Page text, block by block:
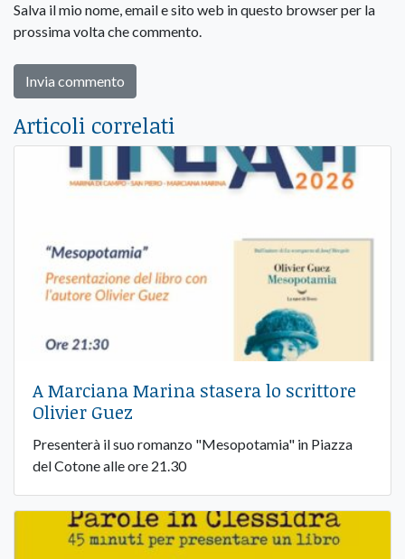
Salva il mio nome, email e sito web in questo browser per la
prossima volta che commento.
Articoli correlati
A Marciana Marina stasera lo scrittore
Olivier Guez
Presenterà il suo romanzo "Mesopotamia" in Piazza
del Cotone alle ore 21.30